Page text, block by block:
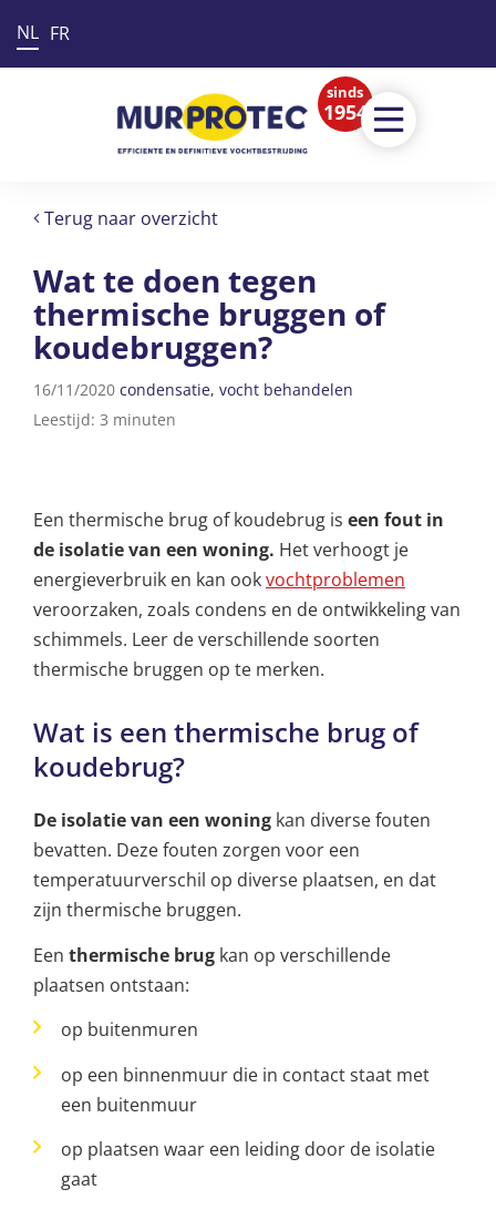
NL FR
sinds
1954
Terug naar overzicht
Wat te doen tegen
thermische bruggen of
koudebruggen?
16/11/2020 condensatie vocht behandelen
Leestijd: 3 minuten
Een thermische brug of koudebrug is een fout in
de isolatie van een woning. Het verhoogt je
energieverbruik en kan ookvochtproblemen
veroorzaken, zoals condens en de ontwikkeling van
schimmels. Leer de verschillende soorten
thermische bruggen op te merken.
Wat is een thermische brug of
koudebrug?
De isolatie van een woning kan diverse fouten
bevatten. Deze fouten zorgen voor een
temperatuurverschil op diverse plaatsen, en dat
zijn thermische bruggen.
Een thermische brug kan op verschillende
plaatsen ontstaan:
op buitenmuren
op een binnenmuur die in contact staat met
een buitenmuur
op plaatsen waar een leiding door de isolatie
gaat